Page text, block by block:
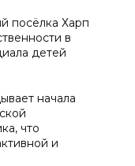
посёлка Харп
в
детей
начала
что
и